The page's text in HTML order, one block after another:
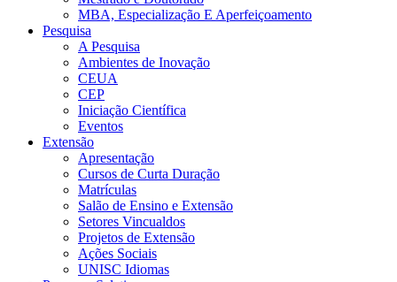
MBA, Especialização E Aperfeiçoamento
Pesquisa
A Pesquisa
Ambientes de Inovação
CEUA
CEP
Iniciação Científica
Eventos
Extensão
Apresentação
Cursos de Curta Duração
Matrículas
Salão de Ensino e Extensão
Setores Vincualdos
Projetos de Extensão
Ações Sociais
UNISC Idiomas